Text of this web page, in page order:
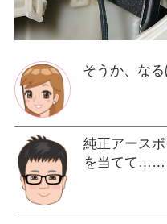
そうか、なる
純正アース
を当てて……